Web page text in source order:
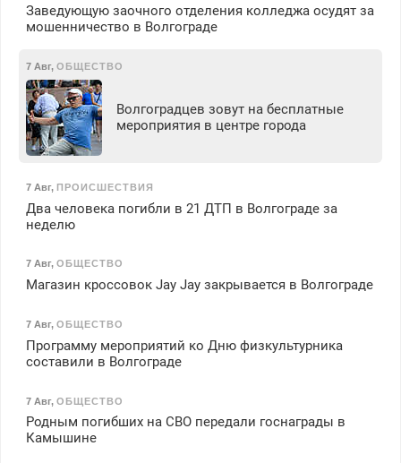
Заведующую заочного отделения колледжа осудят за
мошенничество в Волгограде
7 Авг, ОБЩЕСТВО
Волгоградцев зовут на бесплатные
мероприятия в центре города
7 Авг, ПРОИСШЕСТВИЯ
Два человека погибли в 21 ДТП в Волгограде за
неделю
7 Авг, ОБЩЕСТВО
Магазин кроссовок Jay Jay закрывается в Волгограде
7 Авг, ОБЩЕСТВО
Программу мероприятий ко Дню физкультурника
составили в Волгограде
7 Авг, ОБЩЕСТВО
Родным погибших на СВО передали госнаграды в
Камышине